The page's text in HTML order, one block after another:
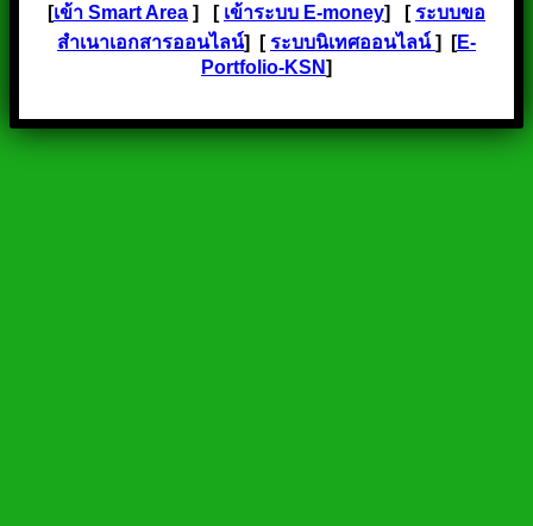
[เข้า Smart Area ] [ เข้าระบบ E-money] [ระบบขอ
สำเนาเอกสารออนไลน์] [ระบบนิเทศออนไลน์] [E-
Portfolio-KSN]